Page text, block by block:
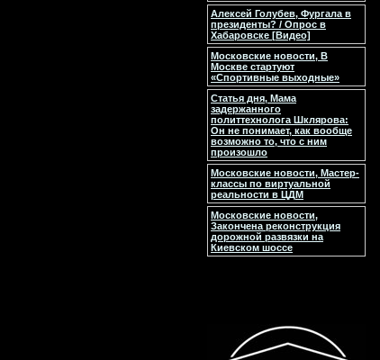
Алексей Голубев, Фургала в
президенты? / Опрос в
Хабаровске [Видео]
Московские новости, В
Москве стартуют
«Спортивные выходные»
Статья дня, Мама
задержанного
политтехнолога Шклярова:
Он не понимает, как вообще
возможно то, что с ним
произошло
Московские новости, Мастер-
классы по виртуальной
реальности в ЦДМ
Московские новости,
Закончена реконструкция
дорожной развязки на
Киевском шоссе